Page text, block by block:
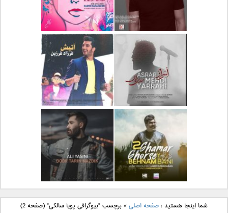
دانلود آهنگ جدید رضا
بهرام بنام نگار
دانلود آهنگ جدید علی
لهراسبی بنام صورت
دانلود آهنگ جدید مهدی
یراحی بنام اسرار
دانلود آهنگ جدید فرزاد
فرزین بنام آتیش
دانلود آهنگ جدید بهنام
بانی بنام قرص قمر 2
دانلود آهنگ جدید علی
یاسینی بنام دورترین نزدیک
شما اینجا هستید :صفحه اصلی »برچسب "بیوگرافی پویا سالکی"(صفحه 2)